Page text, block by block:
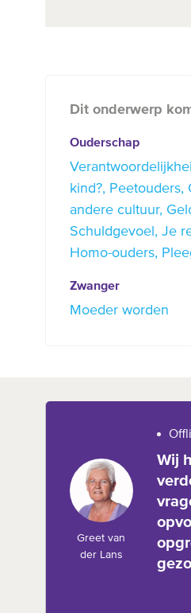
Dit onderwerp
Ouderschap
kind?
Peetouders
andere cultuur
Schuldgevoel
Je
Homo-ouders
Zwanger
Moeder worden
Greet van
der Lans
Wij